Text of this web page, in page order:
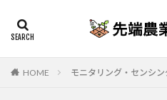
HOME モニタリング・センシン